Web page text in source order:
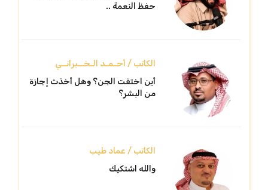
حفظ النعمة ..
الكاتب / أحـمـد الـخــبرانــي
أين اختفت الجن؟ وهل أخذت إجازة
من البشر؟
الكاتب / عماد طيب
والله اشتكيك